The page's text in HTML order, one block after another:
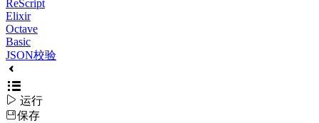
ReScript
Elixir
Octave
Basic
JSON校验
 运行
保存